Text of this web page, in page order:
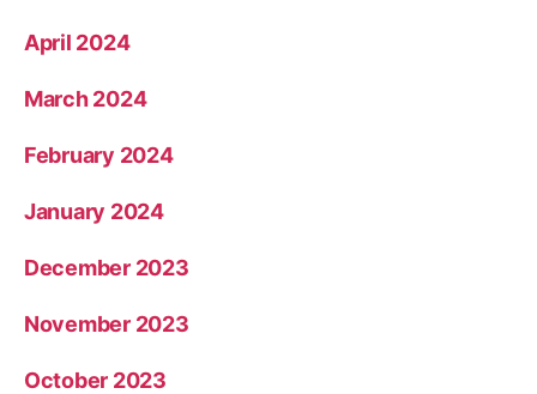
April 2024
March 2024
February 2024
January 2024
December 2023
November 2023
October 2023